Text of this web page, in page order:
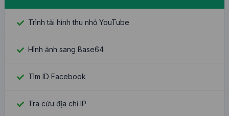
Trình tải hình thu nhỏ YouTube
Hình ảnh sang Base64
Tìm ID Facebook
Tra cứu địa chỉ IP